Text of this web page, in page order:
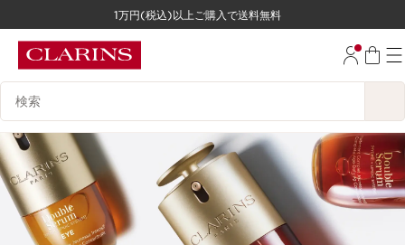
コンテンツへ移動
1万円(税込)以上ご購入で送料無料
検索候補